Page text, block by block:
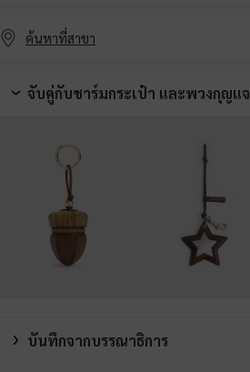
ค้นหาที่สาขา
จับคู่กับชาร์มกระเป๋า และพวงกุญแจ
บันทึกจากบรรณาธิการ